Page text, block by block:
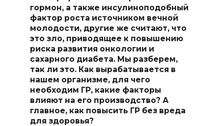
гормон, а также инсулиноподобный
фактор роста источником вечной
молодости, другие же считают, что
это зло, приводящее к повышению
риска развития онкологии и
сахарного диабета. Мы разберем,
так ли это. Как вырабатывается в
нашем организме, для чего
необходим ГР, какие факторы
влияют на его производство? А
главное, как повысить ГР без вреда
для здоровья?